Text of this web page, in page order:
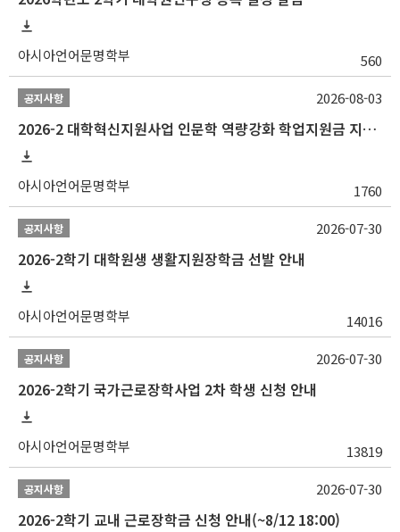
아시아언어문명학부 560
공지사항
2026-2 대학혁신지원사업 인문학 역량강화 학업지원금 지원 선발 안내 (학/석/박사)
아시아언어문명학부 1760
2026-08-03
공지사항
2026-2학기 대학원생 생활지원장학금 선발 안내
아시아언어문명학부 14016
2026-07-30
공지사항
2026-2학기 국가근로장학사업 2차 학생 신청 안내
아시아언어문명학부 13819
2026-07-30
공지사항
2026-2학기 교내 근로장학금 신청 안내(~8/12 18:00)
2026-07-30